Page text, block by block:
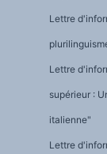
Lettre
Lettre
supérieur :
italienne"
Lettre